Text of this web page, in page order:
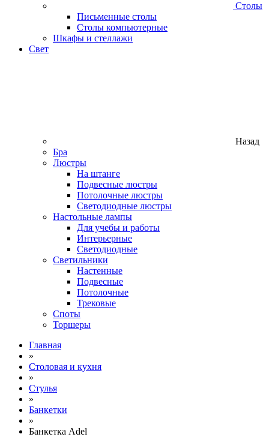
Столы
Письменные столы
Столы компьютерные
Шкафы и стеллажи
Свет
Назад
Бра
Люстры
На штанге
Подвесные люстры
Потолочные люстры
Светодиодные люстры
Настольные лампы
Для учебы и работы
Интерьерные
Светодиодные
Светильники
Настенные
Подвесные
Потолочные
Трековые
Споты
Торшеры
Главная
»
Столовая и кухня
»
Стулья
»
Банкетки
»
Банкетка Adel